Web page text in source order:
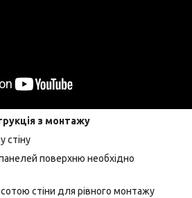
з монтажу
стіну
поверхню необхідно
стіни для рівного монтажу